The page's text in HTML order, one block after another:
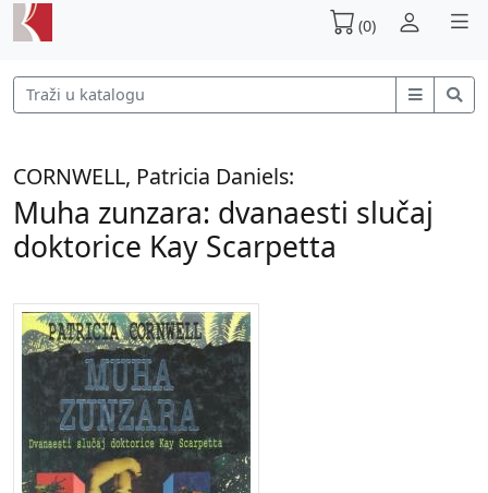
(0)
CORNWELL, Patricia Daniels:
Muha zunzara: dvanaesti slučaj
doktorice Kay Scarpetta